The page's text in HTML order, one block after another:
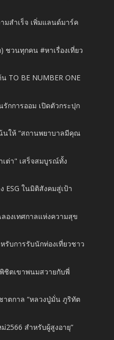
มสำเร็จ เพิ่มแลนด์มาร์ค
ชวนทุกคน #หาเรื่องเที่ยว
TO BE NUMBER ONE
กการออม เปิดตัวกระปุก
นให้ “สถานพยาบาลมีคุณ
เต่า" เสร็จสมบูรณ์ทั้ง
ESG ในมิติสังคมสู่เป้า
องเทศกาลแห่งความสุข
รับการรับนักท่องเที่ยวชาว
ชิตเขาพนมสวายกับพี่
ตกาล “หลวงปู่มั่น ภูริทัต
2566 สำหรับผู้สูงอายุ”